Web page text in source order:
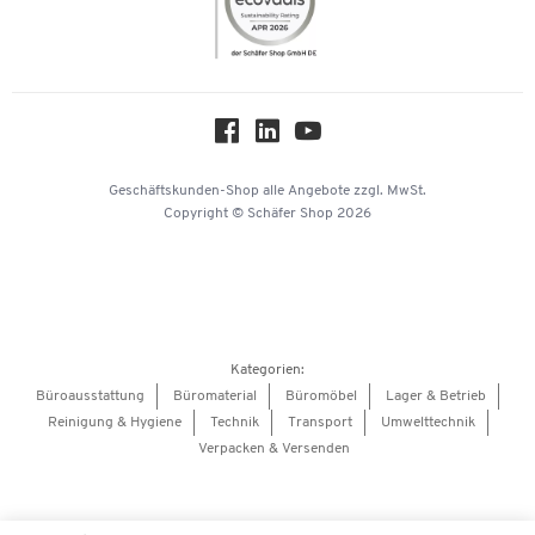
Geschäftskunden-Shop alle Angebote zzgl. MwSt.
Copyright © Schäfer Shop 2026
Kategorien:
Büroausstattung
Büromaterial Büromöbel
Lager & Betrieb
Reinigung & Hygiene
Technik Transport
Umwelttechnik
Verpacken & Versenden